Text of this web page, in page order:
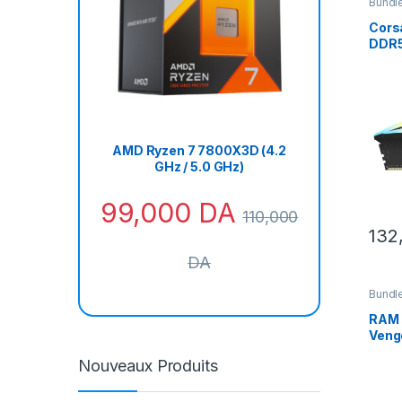
RAM
AMD Ryzen 7 7800X3D (4.2
GHz / 5.0 GHz)
99,000 DA 110,000
DA
Nouveaux Produits